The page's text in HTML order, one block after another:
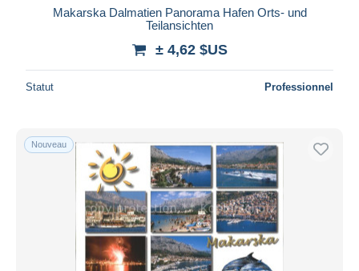
Makarska Dalmatien Panorama Hafen Orts- und
Teilansichten
± 4,62 $US
Statut Professionnel
Nouveau